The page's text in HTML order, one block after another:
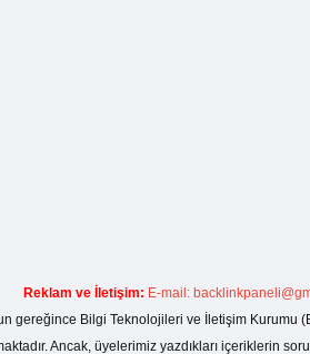
Reklam ve İletişim: E-mail:
gereğince Bilgi Teknolojileri ve İletişim Kurumu
Ancak, üyelerimiz yazdıkları içeriklerin